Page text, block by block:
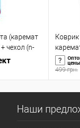
(каремат
чехол (n-
Коврик
(OF-
цены
499 грн.
Наши